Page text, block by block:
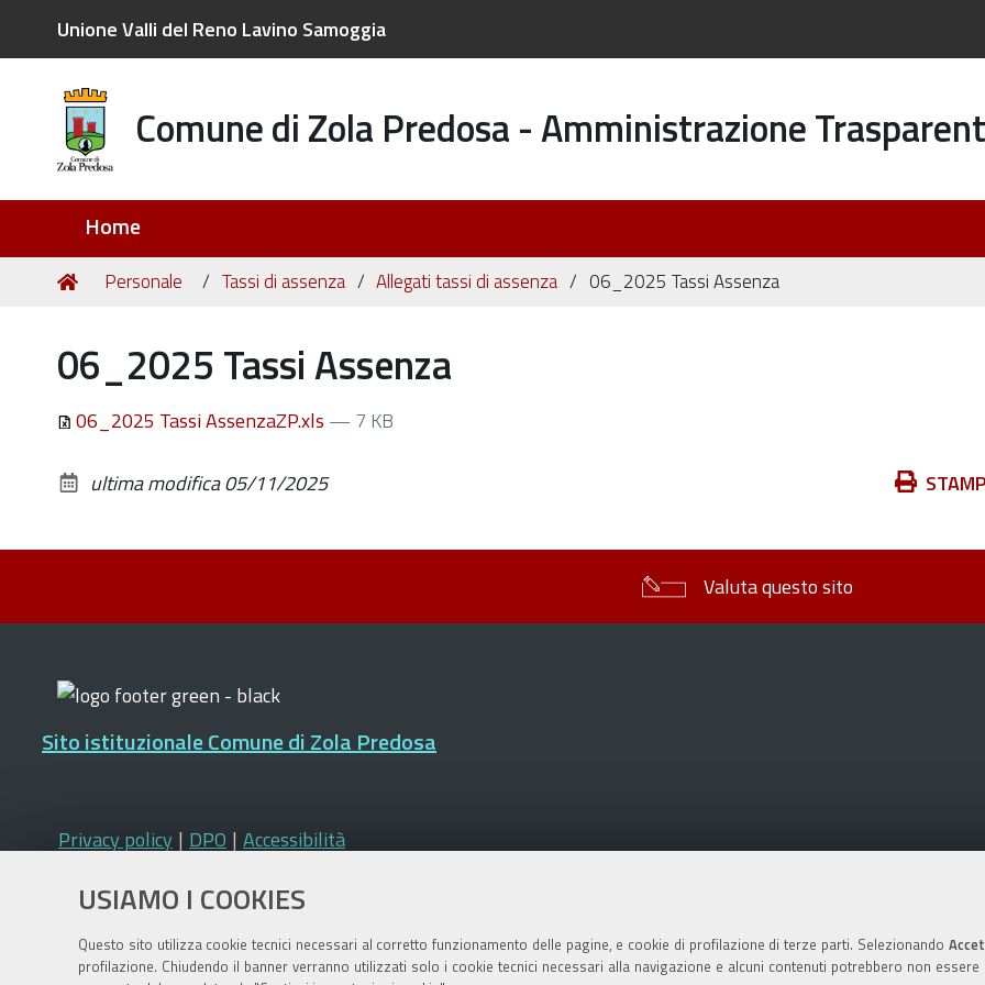
USIAMO I COOKIES
Questo sito utilizza cookie tecnici necessari al corretto funzionamento delle pagine, e cookie di profilazione di terze parti. Selezionando
profilazione. Chiudendo il banner verranno utilizzati solo i cookie tecnici necessari alla navigazione e alcuni contenuti potrebbero non
Unione Valli del Reno Lavino Samoggia
Comune di Zola Predosa - Amministrazione
Home
Tu
Home
Personale Tassi di assenza Allegati tassi di assenza 06_2025 Tassi Assenza
06_2025 Tassi Assenza
06_2025 Tassi AssenzaZP.xls — 7 KB
Azioni
ultima modifica05/11/2025
Valuta questo sito
Sito istituzionale Comune di Zola Predosa
Privacy policy | DPO | Accessibilità